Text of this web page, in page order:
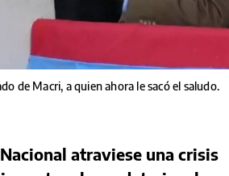
de Macri, a quien ahora le sacó el saludo.
atraviese una crisis